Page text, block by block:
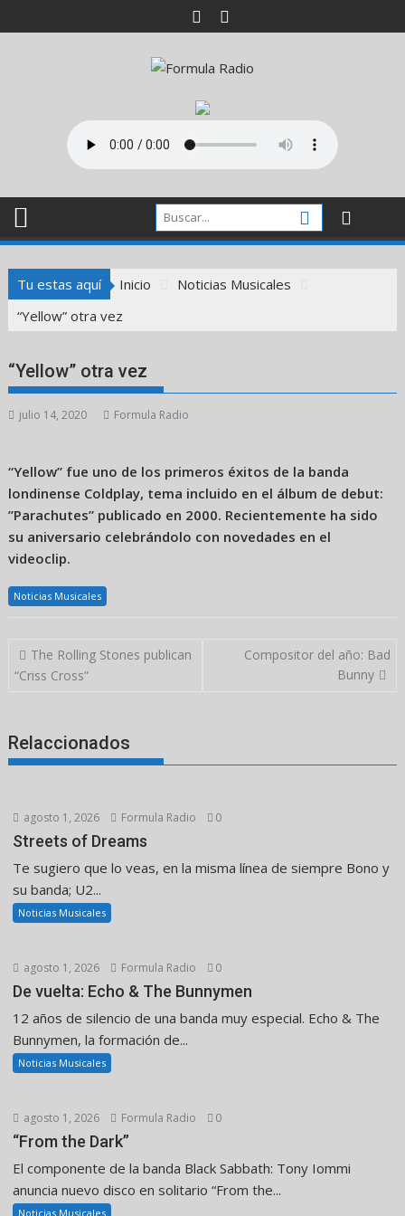
al
Tu estas aquí Inicio
Noticias Musicales
“Yellow” otra vez
“Yellow” otra vez
julio 14, 2020 Formula Radio
“Yellow” fue uno de los primeros éxitos de la banda
londinense Coldplay, tema incluido en el álbum de debut:
”Parachutes” publicado en 2000. Recientemente ha sido
su aniversario celebrándolo con novedades en el
videoclip.
Noticias Musicales
Navegación
de
The Rolling Stones publican
“Criss Cross”
Compositor del año: Bad
Bunny
Relaccionados
agosto 1, 2026 Formula Radio 0
Streets of Dreams
Te sugiero que lo veas, en la misma línea de siempre Bono y
su banda; U2...
Noticias Musicales
agosto 1, 2026 Formula Radio 0
De vuelta: Echo & The Bunnymen
12 años de silencio de una banda muy especial. Echo & The
Bunnymen, la formación de...
Noticias Musicales
agosto 1, 2026 Formula Radio 0
“From the Dark”
El componente de la banda Black Sabbath: Tony Iommi
anuncia nuevo disco en solitario “From the...
Noticias Musicales